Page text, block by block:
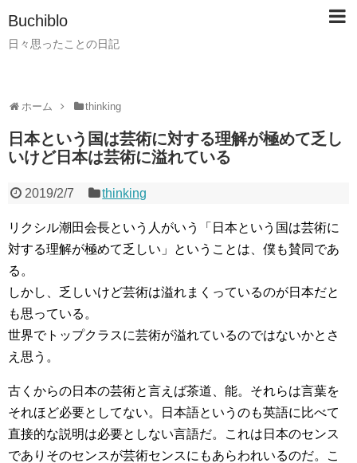
Buchiblo
日々思ったことの日記
ホーム thinking
日本という国は芸術に対する理解が極めて乏し
いけど日本は芸術に溢れている
2019/2/7 thinking
リクシル潮田会長という人がいう「日本という国は芸術に
対する理解が極めて乏しい」ということは、僕も賛同であ
る。
しかし、乏しいけど芸術は溢れまくっているのが日本だと
も思っている。
世界でトップクラスに芸術が溢れているのではないかとさ
え思う。
古くからの日本の芸術と言えば茶道、能。それらは言葉を
それほど必要としてない。日本語というのも英語に比べて
直接的な説明は必要としない言語だ。これは日本のセンス
でありそのセンスが芸術センスにもあらわれいるのだ。こ